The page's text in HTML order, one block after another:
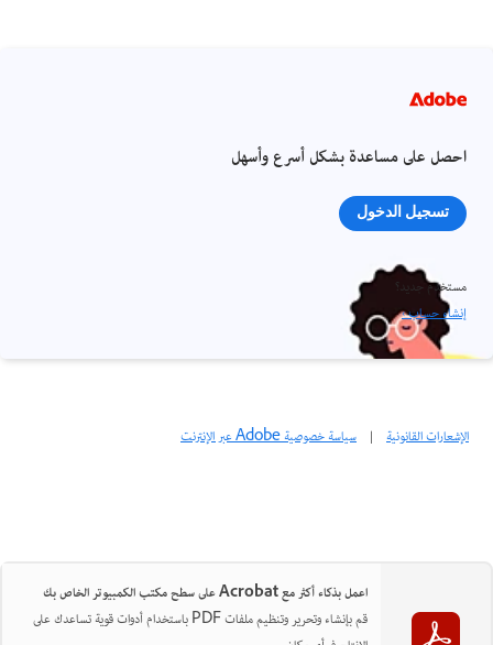
احصل على مساعدة بشكل أسرع وأسهل
تسجيل الدخول
مستخدم جديد؟
إنشاء حساب ›
الإشعارات القانونية | سياسة خصوصية Adobe عبر الإنترنت
اعمل بذكاء أكثر مع Acrobat على سطح مكتب الكمبيوتر الخاص بك
قم بإنشاء وتحرير وتنظيم ملفات PDF باستخدام أدوات قوية تساعدك على